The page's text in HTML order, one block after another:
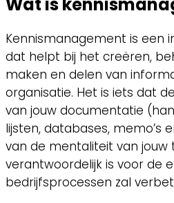
Kennismanagement is een
dat helpt bij het creëren,
maken en delen van
organisatie. Het is iets dat
van jouw documentatie
lijsten, databases, memo’s
van de mentaliteit van jouw
verantwoordelijk is voor de
bedrijfsprocessen zal